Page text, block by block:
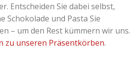
Entscheiden Sie dabei selbst,
Schokolade und Pasta Sie
– um den Rest kümmern wir uns.
zu unseren Präsentkörben.